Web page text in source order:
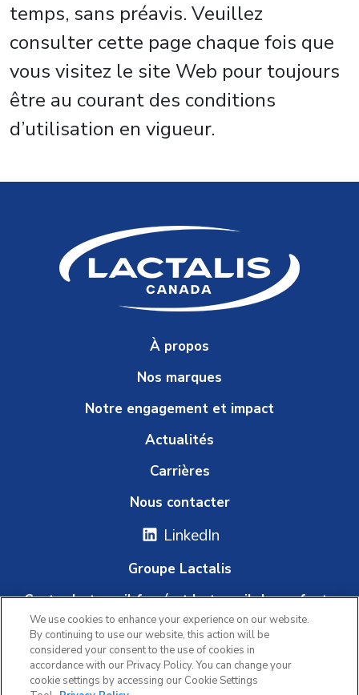
temps, sans préavis. Veuillez
consulter cette page chaque fois que
vous visitez le site Web pour toujours
être au courant des conditions
d’utilisation en vigueur.
À propos
Nos marques
Notre engagement et impact
Actualités
Carrières
Nous contacter
LinkedIn
Groupe Lactalis
Contre le travail forcé et le travail des enfants
Plateforme d'alerte
We use cookies to enhance your experience on our website.
By continuing to use our website, this action will be
considered your consent to the use of cookies in
accordance with our Privacy Policy. You can change your
cookie settings by accessing our Cookie Settings